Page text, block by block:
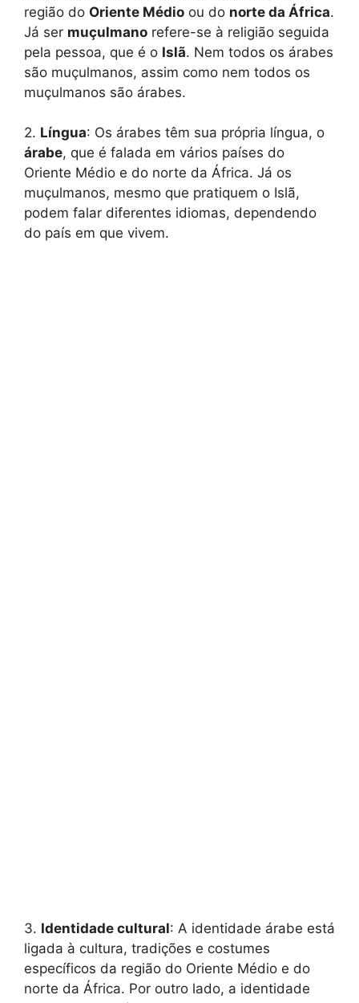
região do Oriente Médio ou do norte da África.
Já ser muçulmano refere-se à religião seguida
pela pessoa, que é o Islã. Nem todos os árabes
são muçulmanos, assim como nem todos os
muçulmanos são árabes.
2. Língua: Os árabes têm sua própria língua, o
árabe, que é falada em vários países do
Oriente Médio e do norte da África. Já os
muçulmanos, mesmo que pratiquem o Islã,
podem falar diferentes idiomas, dependendo
do país em que vivem.
3. Identidade cultural: A identidade árabe está
ligada à cultura, tradições e costumes
específicos da região do Oriente Médio e do
norte da África. Por outro lado, a identidade